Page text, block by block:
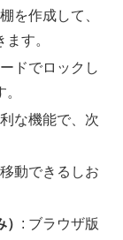
を作成して、
す。
ドでロックし
な機能で、次
動できるしお
: ブラウザ版